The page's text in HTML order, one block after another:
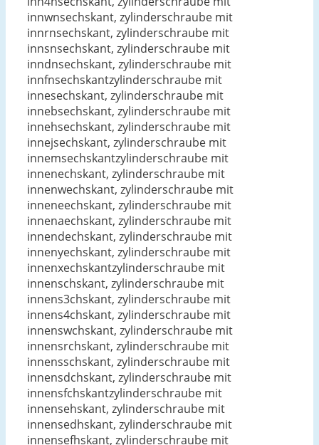
innwnsechskant, zylinderschraube mit
innrnsechskant, zylinderschraube mit
innsnsechskant, zylinderschraube mit
inndnsechskant, zylinderschraube mit
innfnsechskantzylinderschraube mit
innesechskant, zylinderschraube mit
innebsechskant, zylinderschraube mit
innehsechskant, zylinderschraube mit
innejsechskant, zylinderschraube mit
innemsechskantzylinderschraube mit
innenechskant, zylinderschraube mit
innenwechskant, zylinderschraube mit
inneneechskant, zylinderschraube mit
innenaechskant, zylinderschraube mit
innendechskant, zylinderschraube mit
innenyechskant, zylinderschraube mit
innenxechskantzylinderschraube mit
innenschskant, zylinderschraube mit
innens3chskant, zylinderschraube mit
innens4chskant, zylinderschraube mit
innenswchskant, zylinderschraube mit
innensrchskant, zylinderschraube mit
innensschskant, zylinderschraube mit
innensdchskant, zylinderschraube mit
innensfchskantzylinderschraube mit
innensehskant, zylinderschraube mit
innensedhskant, zylinderschraube mit
innensefhskant, zylinderschraube mit